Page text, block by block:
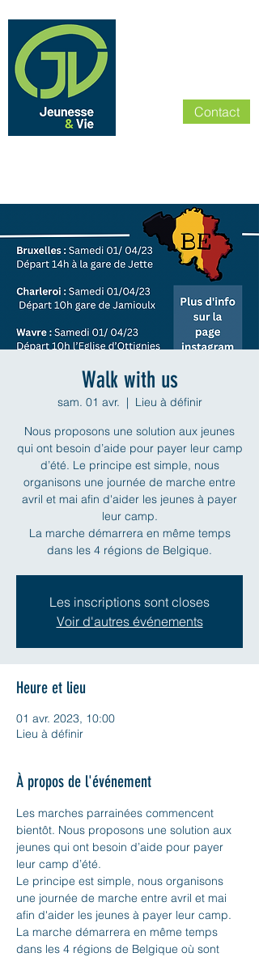
Contact
Walk with us
sam. 01 avr.
  |
Lieu à définir
Nous proposons une solution aux jeunes
qui ont besoin d’aide pour payer leur camp
d’été. Le principe est simple, nous
organisons une journée de marche entre
avril et mai afin d'aider les jeunes à payer
leur camp.
La marche démarrera en même temps
dans les 4 régions de Belgique.
Les inscriptions sont closes
Voir d'autres événements
Heure et lieu
01 avr. 2023, 10:00
Lieu à définir
À propos de l'événement
Les marches parrainées commencent
bientôt. Nous proposons une solution aux
jeunes qui ont besoin d’aide pour payer
leur camp d’été.
Le principe est simple, nous organisons
une journée de marche entre avril et mai
afin d'aider les jeunes à payer leur camp.
La marche démarrera en même temps
dans les 4 régions de Belgique où sont